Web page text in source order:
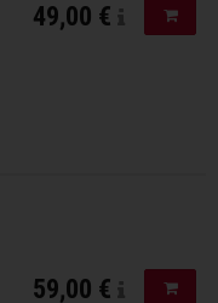
49,00 €
59,00 €